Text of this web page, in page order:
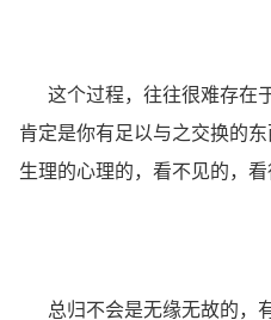
这个过程，往往很难存在
肯定是你有足以与之交换的
生理的心理的，看不见的，看
总归不会是无缘无故的，